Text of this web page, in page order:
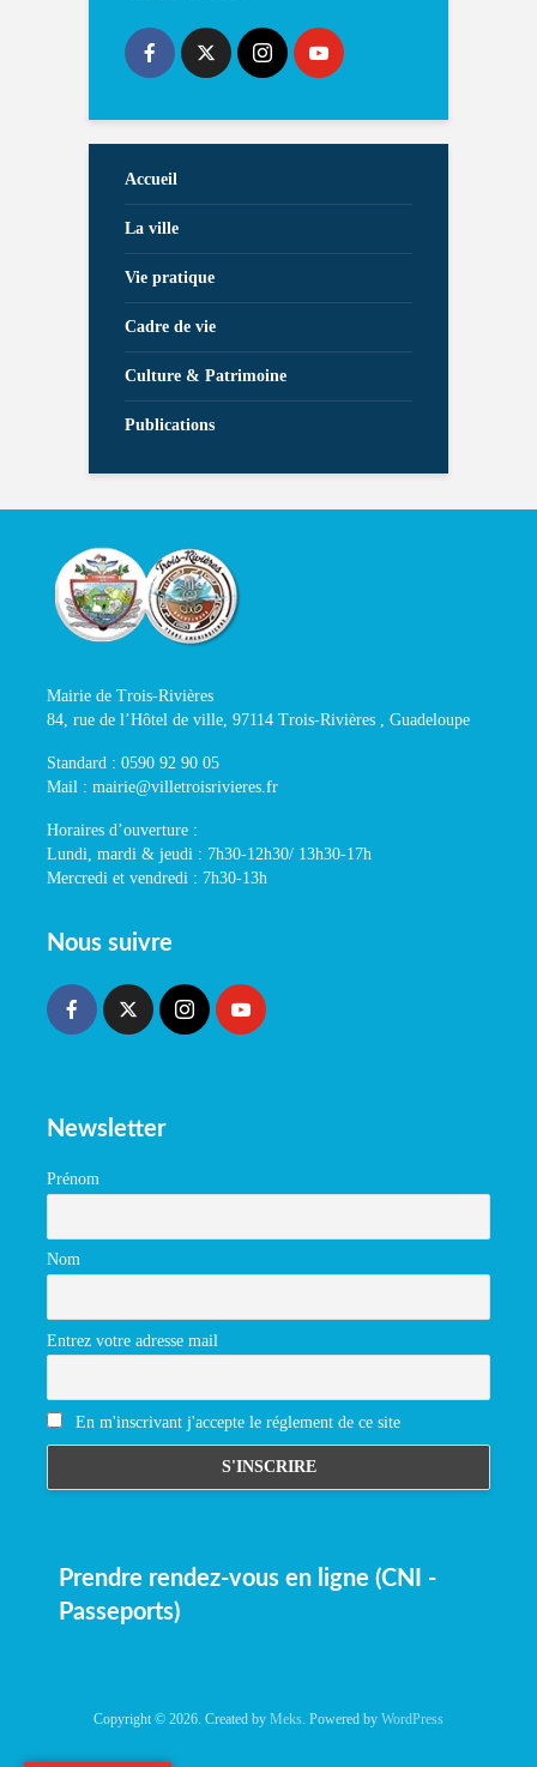
Accueil
La ville
Vie pratique
Cadre de vie
Culture & Patrimoine
Publications
Mairie de Trois-Rivières
84, rue de l’Hôtel de ville, 97114 Trois-Rivières , Guadeloupe
Standard : 0590 92 90 05
Mail : mairie@villetroisrivieres.fr
Horaires d’ouverture :
Lundi, mardi & jeudi : 7h30-12h30/ 13h30-17h
Mercredi et vendredi : 7h30-13h
Nous suivre
Newsletter
Prénom
Nom
Entrez votre adresse mail
En m'inscrivant j'accepte le réglement de ce site
Prendre rendez-vous en ligne (CNI -
Passeports)
Copyright © 2026. Created by Meks . Powered by WordPress